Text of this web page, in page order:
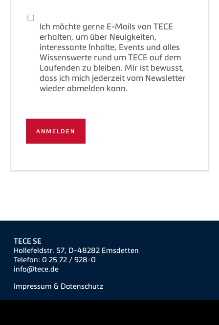
Ich möchte gerne E-Mails von TECE
erhalten, um über Neuigkeiten,
interessante Inhalte, Events und alles
Wissenswerte rund um TECE auf dem
Laufenden zu bleiben. Mir ist bewusst,
dass ich mich jederzeit vom Newsletter
wieder abmelden kann.
TECE SE
Hollefeldstr. 57, D-48282 Emsdetten
Telefon: 0 25 72 / 928-0
info@tece.de
Impressum & Datenschutz